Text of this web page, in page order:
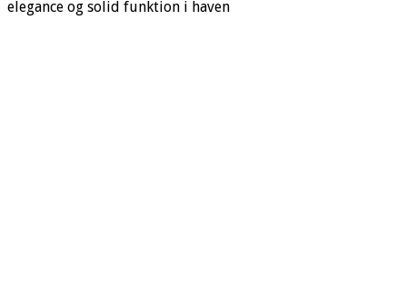
elegance og solid funktion i haven